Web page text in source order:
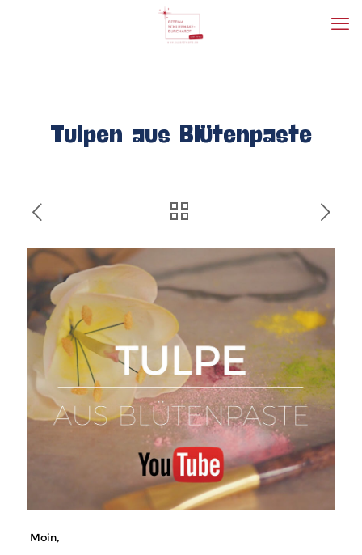
Tulpen aus Blütenpaste
Moin,